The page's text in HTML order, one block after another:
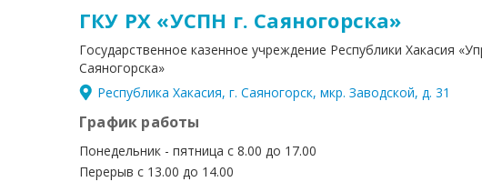
ГКУ РХ «УСПН г. Саяногорска»
Государственное казенное учреждение Республики Хакасия
Саяногорска»
Республика Хакасия, г. Саяногорск, мкр. Заводской, д. 31
График работы
Понедельник - пятница с 8.00 до 17.00
Перерыв с 13.00 до 14.00